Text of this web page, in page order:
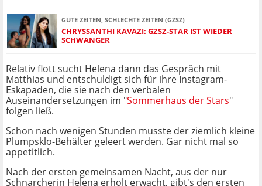
GUTE ZEITEN, SCHLECHTE ZEITEN (GZSZ)
CHRYSSANTHI KAVAZI: GZSZ-STAR IST WIEDER
SCHWANGER
Relativ flott sucht Helena dann das Gespräch mit
Matthias und entschuldigt sich für ihre Instagram-
Eskapaden, die sie nach den verbalen
Auseinandersetzungen im "Sommerhaus der Stars"
folgen ließ.
Schon nach wenigen Stunden musste der ziemlich kleine
Plumpsklo-Behälter geleert werden. Gar nicht mal so
appetitlich.
Nach der ersten gemeinsamen Nacht, aus der nur
Schnarcherin Helena erholt erwacht, gibt's den ersten